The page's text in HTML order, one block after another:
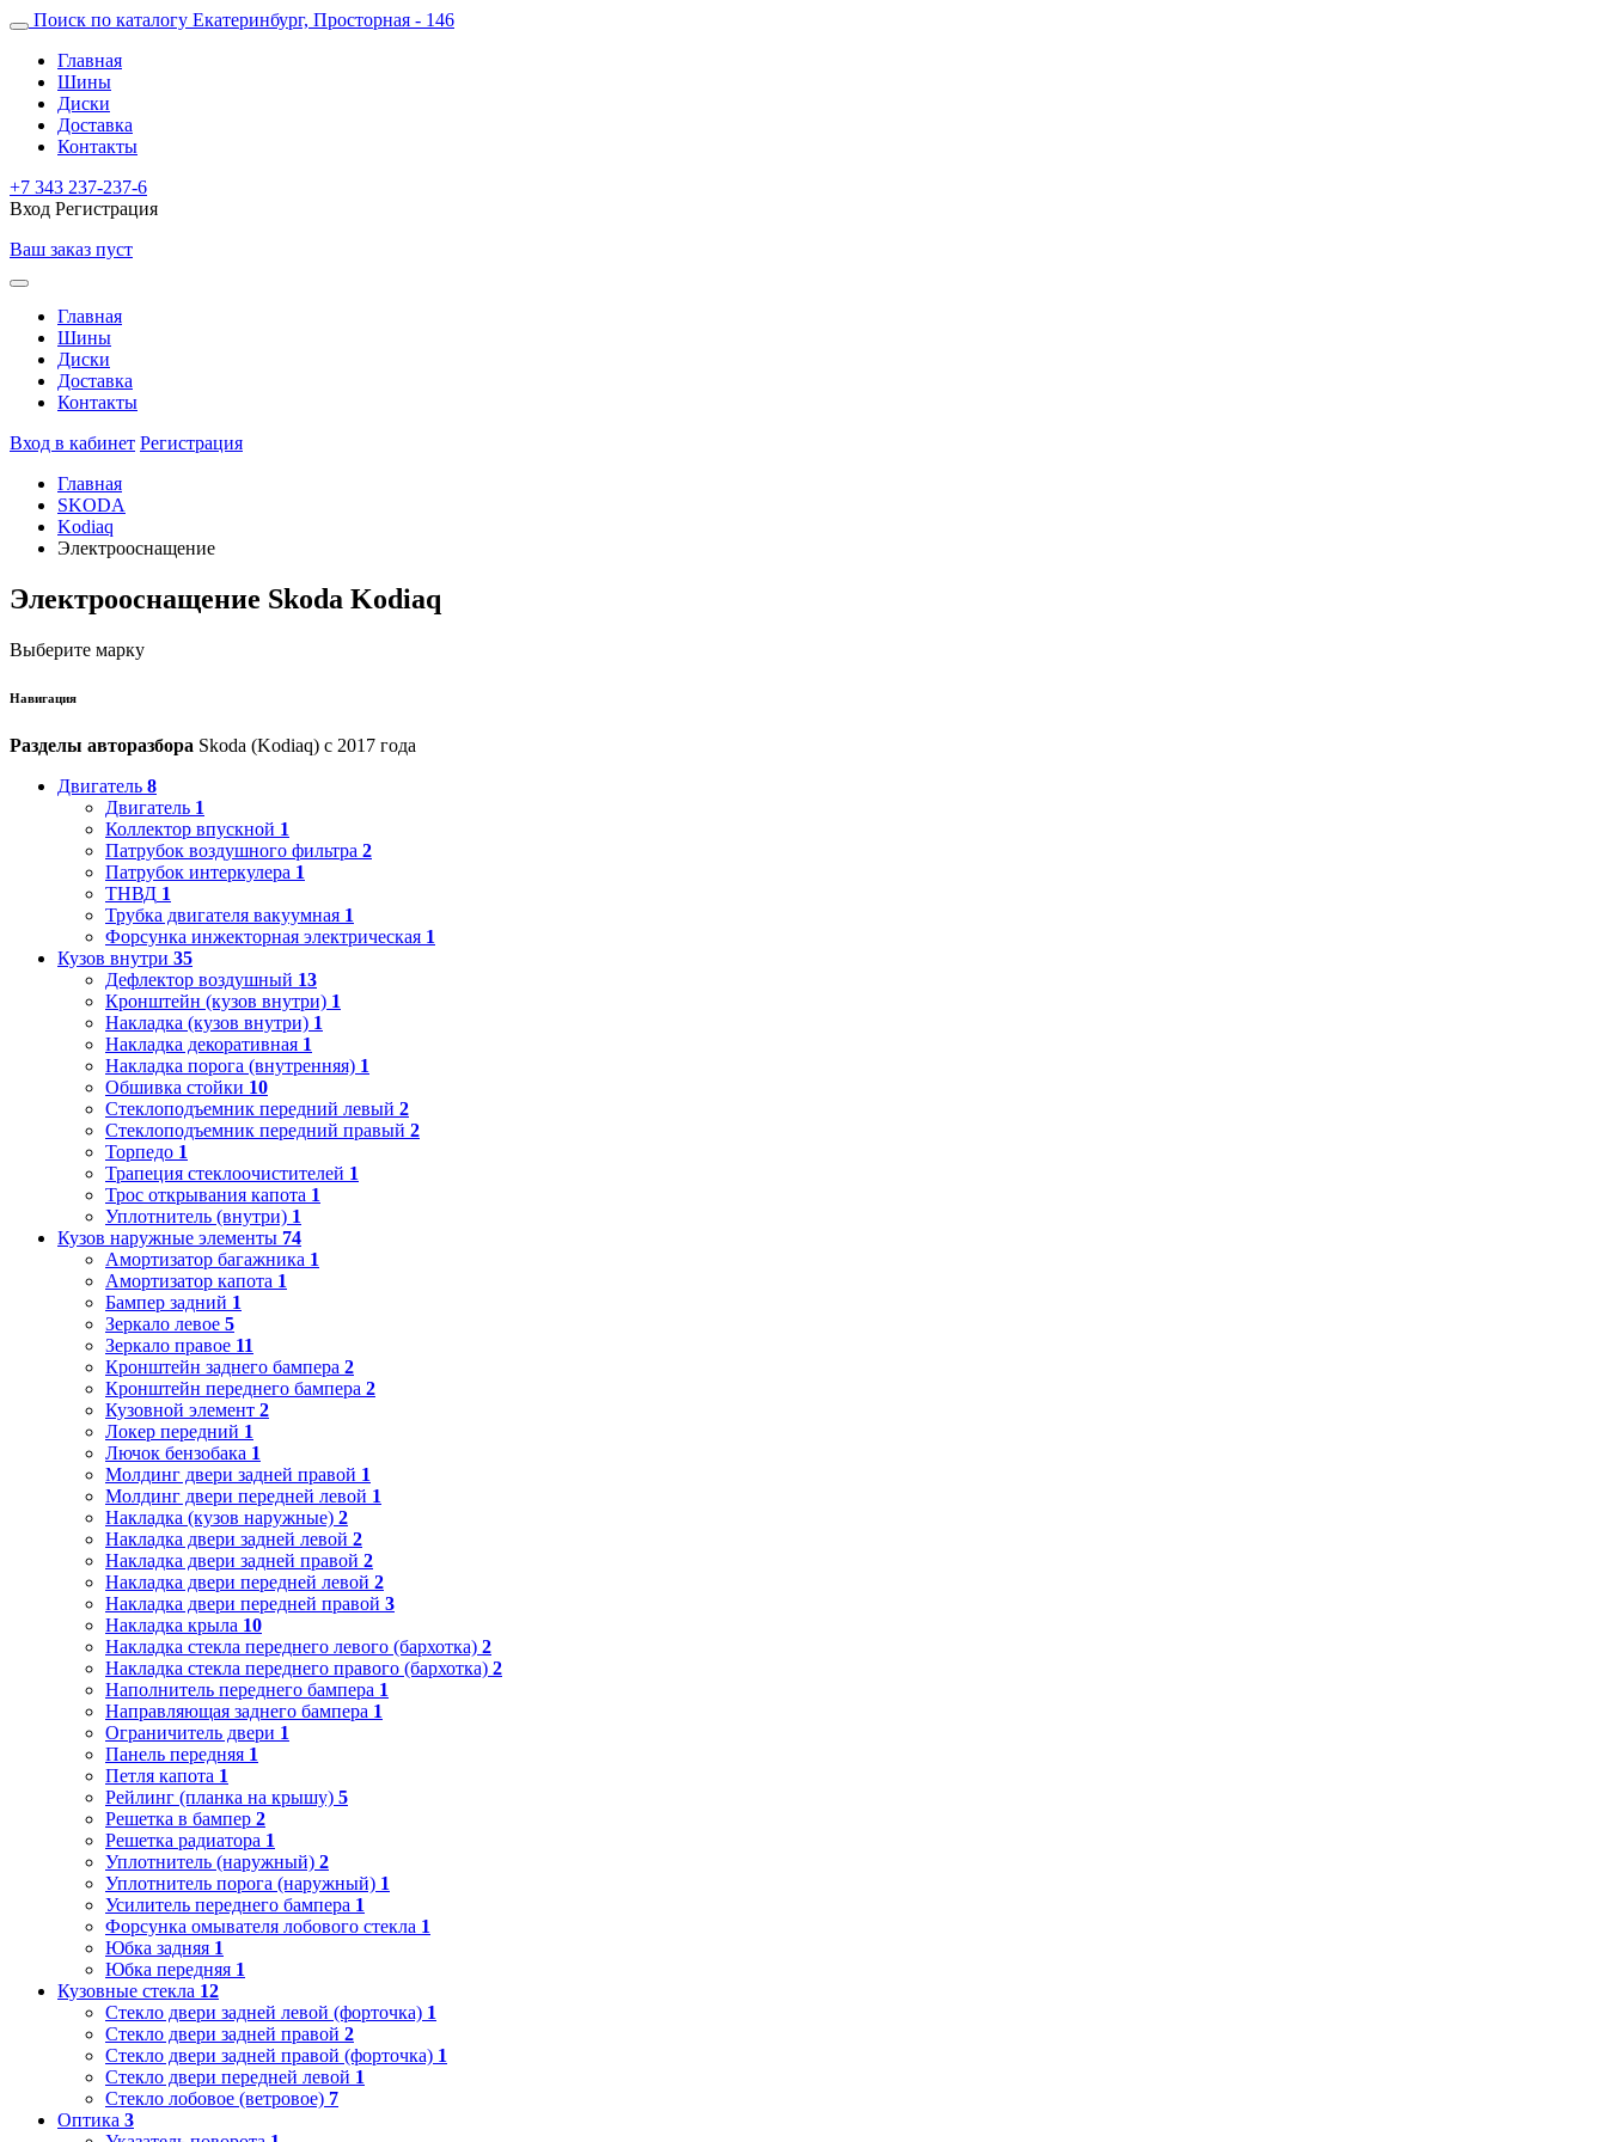
Поиск по каталогу Екатеринбург, Просторная - 146
Главная
Шины
Диски
Доставка
Контакты
+7 343 237-237-6
Вход Регистрация
Ваш заказ пуст
Главная
Шины
Диски
Доставка
Контакты
Вход в кабинет Регистрация
Главная
SKODA
Kodiaq
Электрооснащение
Электрооснащение Skoda Kodiaq
Выберите марку
Навигация
Разделы авторазбора Skoda (Kodiaq) с 2017 года
Двигатель 8
Двигатель 1
Коллектор впускной 1
Патрубок воздушного фильтра 2
Патрубок интеркулера 1
ТНВД 1
Трубка двигателя вакуумная 1
Форсунка инжекторная электрическая 1
Кузов внутри 35
Дефлектор воздушный 13
Кронштейн (кузов внутри) 1
Накладка (кузов внутри) 1
Накладка декоративная 1
Накладка порога (внутренняя) 1
Обшивка стойки 10
Стеклоподъемник передний левый 2
Стеклоподъемник передний правый 2
Торпедо 1
Трапеция стеклоочистителей 1
Трос открывания капота 1
Уплотнитель (внутри) 1
Кузов наружные элементы 74
Амортизатор багажника 1
Амортизатор капота 1
Бампер задний 1
Зеркало левое 5
Зеркало правое 11
Кронштейн заднего бампера 2
Кронштейн переднего бампера 2
Кузовной элемент 2
Локер передний 1
Лючок бензобака 1
Молдинг двери задней правой 1
Молдинг двери передней левой 1
Накладка (кузов наружные) 2
Накладка двери задней левой 2
Накладка двери задней правой 2
Накладка двери передней левой 2
Накладка двери передней правой 3
Накладка крыла 10
Накладка стекла переднего левого (бархотка) 2
Накладка стекла переднего правого (бархотка) 2
Наполнитель переднего бампера 1
Направляющая заднего бампера 1
Ограничитель двери 1
Панель передняя 1
Петля капота 1
Рейлинг (планка на крышу) 5
Решетка в бампер 2
Решетка радиатора 1
Уплотнитель (наружный) 2
Уплотнитель порога (наружный) 1
Усилитель переднего бампера 1
Форсунка омывателя лобового стекла 1
Юбка задняя 1
Юбка передняя 1
Кузовные стекла 12
Стекло двери задней левой (форточка) 1
Стекло двери задней правой 2
Стекло двери задней правой (форточка) 1
Стекло двери передней левой 1
Стекло лобовое (ветровое) 7
Оптика 3